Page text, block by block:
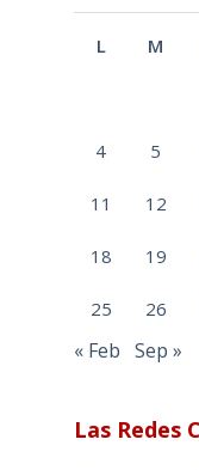
L M
4 5
11 12
18 19
25 26
« Feb Sep »
Las Redes